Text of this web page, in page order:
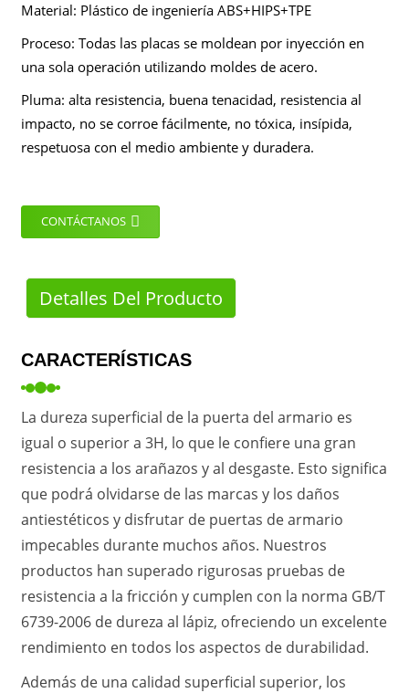
Material: Plástico de ingeniería ABS+HIPS+TPE
Proceso: Todas las placas se moldean por inyección en
una sola operación utilizando moldes de acero.
Pluma: alta resistencia, buena tenacidad, resistencia al
impacto, no se corroe fácilmente, no tóxica, insípida,
respetuosa con el medio ambiente y duradera.
CONTÁCTANOS
Detalles Del Producto
CARACTERÍSTICAS
La dureza superficial de la puerta del armario es
igual o superior a 3H, lo que le confiere una gran
resistencia a los arañazos y al desgaste. Esto significa
que podrá olvidarse de las marcas y los daños
antiestéticos y disfrutar de puertas de armario
impecables durante muchos años. Nuestros
productos han superado rigurosas pruebas de
resistencia a la fricción y cumplen con la norma GB/T
6739-2006 de dureza al lápiz, ofreciendo un excelente
rendimiento en todos los aspectos de durabilidad.
Además de una calidad superficial superior, los